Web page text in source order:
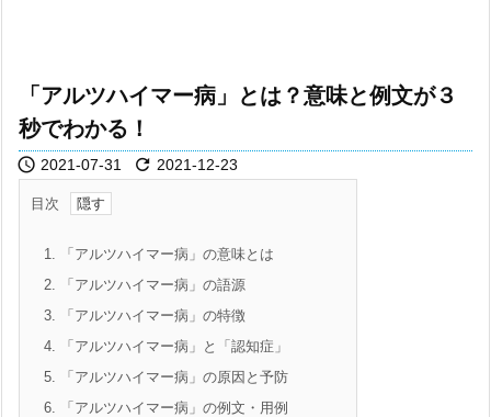
「アルツハイマー病」とは？意味と例文が３
秒でわかる！
 2021-07-31  2021-12-23
目次
1. 「アルツハイマー病」の意味とは
2. 「アルツハイマー病」の語源
3. 「アルツハイマー病」の特徴
4. 「アルツハイマー病」と「認知症」
5. 「アルツハイマー病」の原因と予防
6. 「アルツハイマー病」の例文・用例